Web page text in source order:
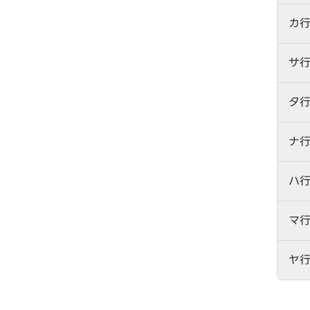
カ行
サ行
タ行
ナ行
ハ行
マ行
ヤ行